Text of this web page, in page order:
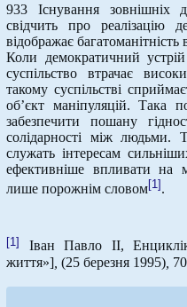
933 Існування зовнішніх
свідчить про реалізацію
відображає багатоманітність
Коли демократичний
суспільство втрачає
такому суспільстві
об’єкт маніпуляцій. Така
забезпечити пошану
солідарності між людьми.
служать інтересам
ефективніше впливати на
лише порожнім словом[1] .
[1] Іван Павло ІІ,
життя»] ,(25 березня 1995)